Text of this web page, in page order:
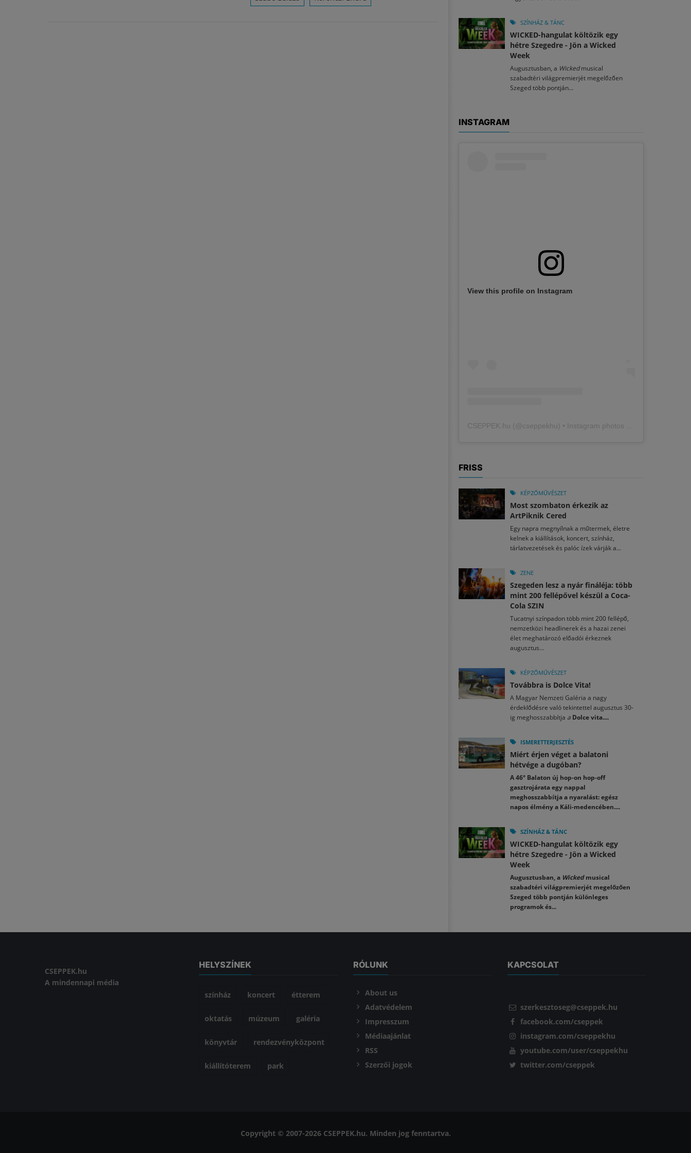
SZÍNHÁZ & TÁNC
WICKED-hangulat költözik egy
hétre Szegedre - Jön a Wicked
Week
Augusztusban, a Wickedmusical
szabadtéri világpremierjét megelőzően
Szeged több pontján...
INSTAGRAM
View this profile on Instagram
CSEPPEK.hu (@cseppekhu ) • Instagram photos and videos
FRISS
KÉPZŐMŰVÉSZET
Most szombaton érkezik az
ArtPiknik Cered
Egy napra megnyílnak a műtermek, életre
kelnek a kiállítások, koncert, színház,
tárlatvezetések és palóc ízek várják a...
ZENE
Szegeden lesz a nyár fináléja: több
mint 200 fellépővel készül a Coca-
Cola SZIN
Tucatnyi színpadon több mint 200 fellépő,
nemzetközi headlinerek és a hazai zenei
élet meghatározó előadói érkeznek
augusztus...
KÉPZŐMŰVÉSZET
Továbbra is Dolce Vita!
A Magyar Nemzeti Galéria a nagy
érdeklődésre való tekintettel augusztus 30-
ig meghosszabbítja a Dolce vita....
ISMERETTERJESZTÉS
Miért érjen véget a balatoni
hétvége a dugóban?
A 46° Balaton új hop-on hop-off
gasztrojárata egy nappal
meghosszabbítja a nyaralást: egész
napos élmény a Káli-medencében....
SZÍNHÁZ & TÁNC
WICKED-hangulat költözik egy
hétre Szegedre - Jön a Wicked
Week
Augusztusban, a Wickedmusical
szabadtéri világpremierjét megelőzően
Szeged több pontján különleges
programok és...
CSEPPEK.hu
A mindennapi média
HELYSZÍNEK
színház koncert étterem
oktatás múzeum galéria
könyvtár rendezvényközpont
kiállítóterem park
RÓLUNK
About us
Adatvédelem
Impresszum
Médiaajánlat
RSS
Szerzői jogok
KAPCSOLAT
szerkesztoseg@cseppek.hu
facebook.com/cseppek
instagram.com/cseppekhu
youtube.com/user/cseppekhu
twitter.com/cseppek
Copyright © 2007-2026 CSEPPEK.hu. Minden jog fenntartva.